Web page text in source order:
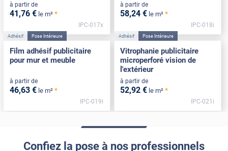
à partir de
41,76 € le m² *
IPC-017x
à partir de
58,24 € le m² *
IPC-018i
Adhésif Pose Intérieure
Film adhésif publicitaire
pour mur et meuble
à partir de
46,63 € le m² *
IPC-019i
Adhésif Pose Intérieure
Vitrophanie publicitaire
microperforé vision de
l'extérieur
à partir de
52,92 € le m² *
IPC-021i
Confiez la pose à nos professionnels